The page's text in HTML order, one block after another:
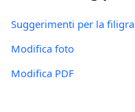
Suggerimenti per la
Modifica foto
Modifica PDF